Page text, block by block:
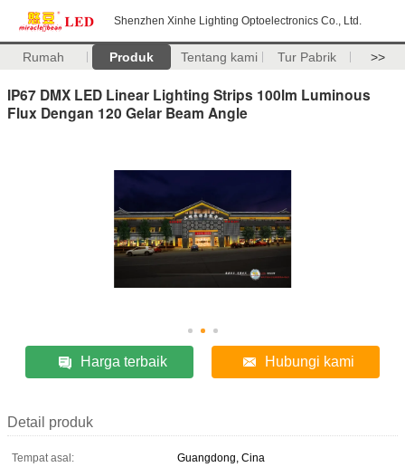
Shenzhen Xinhe Lighting Optoelectronics Co., Ltd.
Rumah Produk Tentang kami Tur Pabrik >>
IP67 DMX LED Linear Lighting Strips 100lm Luminous
Flux Dengan 120 Gelar Beam Angle
Harga terbaik Hubungi kami
Detail produk
Tempat asal:
Guangdong, Cina